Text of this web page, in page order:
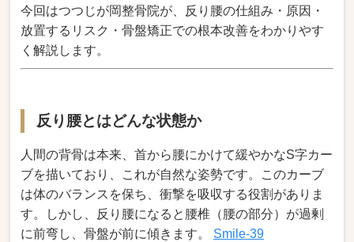
今回はつつじが岡整骨院が、反り腰の仕組み・原因・
放置するリスク・骨盤矯正での根本改善をわかりやす
く解説します。
反り腰とはどんな状態か
人間の背骨は本来、首から腰にかけて緩やかなS字カー
ブを描いており、これが自然な姿勢です。このカーブ
は体のバランスを保ち、衝撃を吸収する役割がありま
す。しかし、反り腰になると腰椎（腰の部分）が過剰
に前弯し、骨盤が前に傾きます。 Smile-39